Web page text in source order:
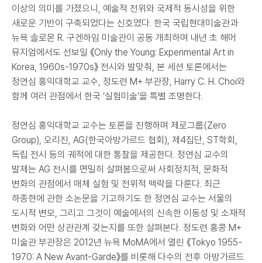
이상의 의미를 가졌으니, 예술적 전위와 국제적 동시성을 위한
새로운 기반이 구축되었다는 신호였다. 한국 국립현대미술관과
뉴욕 솔로몬 R. 구겐하임 미술관이 공동 개최하며 내년 초 해머
뮤지엄에서도 선보일 《Only the Young: Experimental Art in
Korea, 1960s-1970s》 전시와 발맞춰, 본 세션 토론에서는
정연심 홍익대학교 교수, 정도련 M+ 부관장, Harry C. H. Choi와
함께 여러 관점에서 한국 ‘실험미술’을 특별 조명한다.
정연심 홍익대학교 교수는 토론을 진행하며 제로그룹(Zero
Group), 오리진, AG(한국아방가르드 협회), 제4집단, ST학회,
독립 전시 등의 궤적에 대한 통찰을 제공한다. 정연심 교수의
발제는 AG 전시를 면밀히 살펴봄으로써 사회정치적, 문화적
변화의 관점에서 매체 실험 및 전위적 맥락을 다룬다. 최근
하종현에 관한 소논문을 기고하기도 한 정연심 교수는 서울의
도시적 변모, 그리고 그것이 예술에서의 신속한 이동성 및 소재적
변화와 어떤 상관관계 갖는지를 또한 살펴본다. 정도련 홍콩 M+
미술관 부관장은 2012년 뉴욕 MoMA에서 열린 《Tokyo 1955-
1970: A New Avant-Garde》를 비롯해 다수의 전후 아방가르드